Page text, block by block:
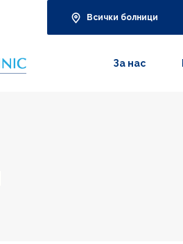
Всички болници
За нас